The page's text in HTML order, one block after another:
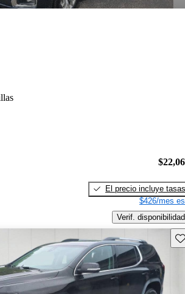
El precio incluye tasas
$426/mes
Verif. disponibilidad